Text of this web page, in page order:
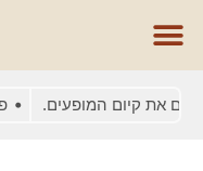
את קיום המופעים.